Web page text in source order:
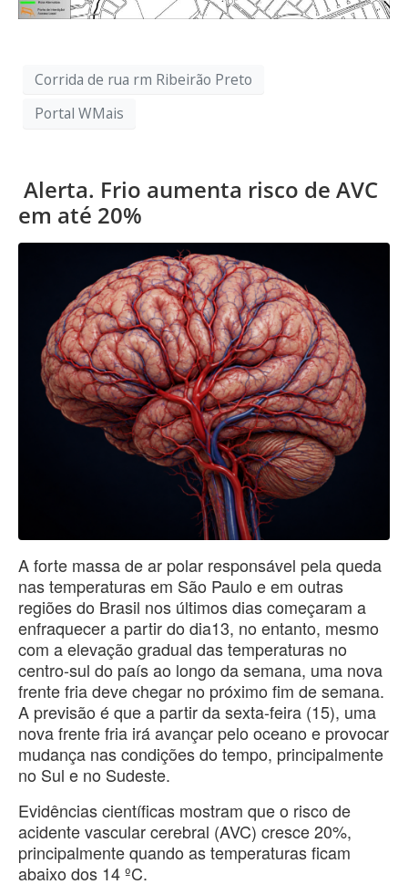
Corrida de rua rm Ribeirão Preto
Portal WMais
Alerta. Frio aumenta risco de AVC
em até 20%
A forte massa de ar polar responsável pela queda
nas temperaturas em São Paulo e em outras
regiões do Brasil nos últimos dias começaram a
enfraquecer a partir do dia13, no entanto, mesmo
com a elevação gradual das temperaturas no
centro-sul do país ao longo da semana, uma nova
frente fria deve chegar no próximo fim de semana.
A previsão é que a partir da sexta-feira (15), uma
nova frente fria irá avançar pelo oceano e provocar
mudança nas condições do tempo, principalmente
no Sul e no Sudeste.
Evidências científicas mostram que o risco de
acidente vascular cerebral (AVC) cresce 20%,
principalmente quando as temperaturas ficam
abaixo dos 14 ºC.